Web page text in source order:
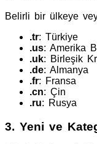
Belirli bir ülkeye
.tr: Türkiye
.us: Amerika
.uk: Birleşik
.de: Almanya
.fr: Fransa
.cn: Çin
.ru: Rusya
3. Yeni ve